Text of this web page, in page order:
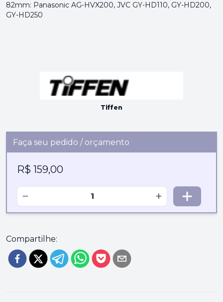
82mm: Panasonic AG-HVX200, JVC GY-HD110, GY-HD200,
GY-HD250
Faça seu pedido / orçamento
R$ 159,00
− +
Tiffen
Compartilhe: